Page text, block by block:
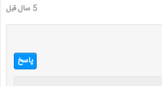
5 سال قبل
پاسخ